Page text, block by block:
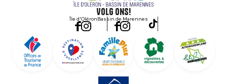
Volg ons!
Île d'OléronBassin de Marennes